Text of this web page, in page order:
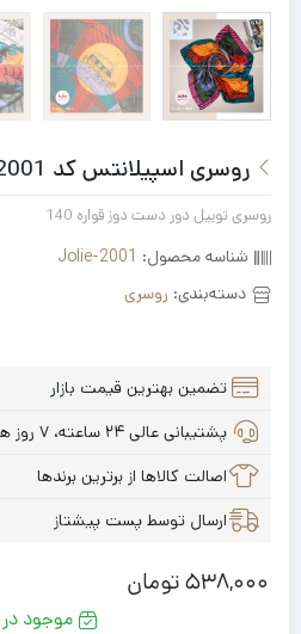
روسری اسپیلانتس کد 2001
روسری توییل دور دست دوز قواره 140
شناسه محصول: Jolie-2001
دسته‌بندی: روسری
تضمین بهترین قیمت بازار
پشتیبانی عالی ۲۴ ساعته، ۷ روز هفته
اصالت کالاها از برترین برندها
ارسال توسط پست پیشتاز
538,000تومان
موجود در